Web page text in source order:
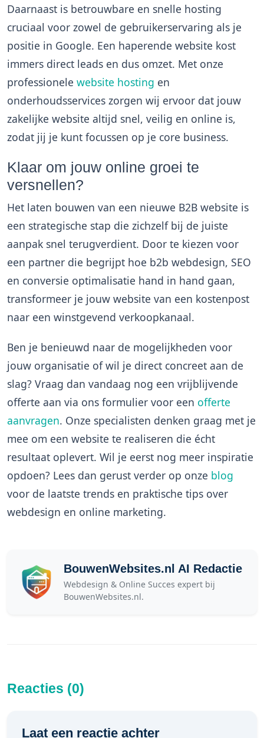
Daarnaast is betrouwbare en snelle hosting
cruciaal voor zowel de gebruikerservaring als je
positie in Google. Een haperende website kost
immers direct leads en dus omzet. Met onze
professionele website hosting en
onderhoudsservices zorgen wij ervoor dat jouw
zakelijke website altijd snel, veilig en online is,
zodat jij je kunt focussen op je core business.
Klaar om jouw online groei te
versnellen?
Het laten bouwen van een nieuwe B2B website is
een strategische stap die zichzelf bij de juiste
aanpak snel terugverdient. Door te kiezen voor
een partner die begrijpt hoe b2b webdesign, SEO
en conversie optimalisatie hand in hand gaan,
transformeer je jouw website van een kostenpost
naar een winstgevend verkoopkanaal.
Ben je benieuwd naar de mogelijkheden voor
jouw organisatie of wil je direct concreet aan de
slag? Vraag dan vandaag nog een vrijblijvende
offerte aan via ons formulier voor een offerte
aanvragen. Onze specialisten denken graag met je
mee om een website te realiseren die écht
resultaat oplevert. Wil je eerst nog meer inspiratie
opdoen? Lees dan gerust verder op onze blog
voor de laatste trends en praktische tips over
webdesign en online marketing.
BouwenWebsites.nl AI Redactie
Webdesign & Online Succes expert bij
BouwenWebsites.nl.
Reacties (0)
Laat een reactie achter